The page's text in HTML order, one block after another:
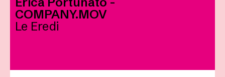
COMPANY.MOV
Le Eredi